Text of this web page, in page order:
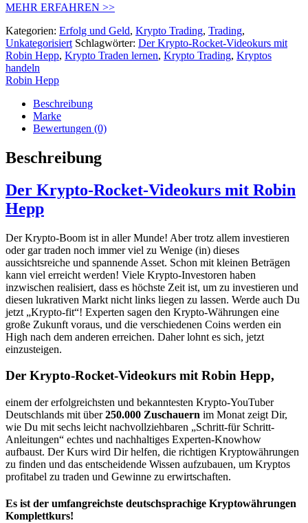
MEHR ERFAHREN >>
Kategorien: Erfolg und Geld, Krypto Trading, Trading,
Unkategorisiert Schlagwörter: Der Krypto-Rocket-Videokurs mit
Robin Hepp, Krypto Traden lernen, Krypto Trading, Kryptos
handeln
Robin Hepp
Beschreibung
Marke
Bewertungen (0)
Beschreibung
Der Krypto-Rocket-Videokurs mit Robin
Hepp
Der Krypto-Boom ist in aller Munde! Aber trotz allem investieren
oder gar traden noch immer viel zu Wenige (in) dieses
aussichtsreiche und spannende Asset. Schon mit kleinen Beträgen
kann viel erreicht werden! Viele Krypto-Investoren haben
inzwischen realisiert, dass es höchste Zeit ist, um zu investieren und
diesen lukrativen Markt nicht links liegen zu lassen. Werde auch Du
jetzt „Krypto-fit“! Experten sagen den Krypto-Währungen eine
große Zukunft voraus, und die verschiedenen Coins werden ein
High nach dem anderen erreichen. Daher lohnt es sich, jetzt
einzusteigen.
Der Krypto-Rocket-Videokurs mitRobin Hepp,
einem der erfolgreichsten und bekanntesten Krypto-YouTuber
Deutschlands mit über250.000 Zuschauern im Monat zeigt Dir,
wie Du mit sechs leicht nachvollziehbaren „Schritt-für Schritt-
Anleitungen“ echtes und nachhaltiges Experten-Knowhow
aufbaust. Der Kurs wird Dir helfen, die richtigen Kryptowährungen
zu finden und das entscheidende Wissen aufzubauen, um Kryptos
profitabel zu traden und Gewinne zu erwirtschaften.
Es ist der umfangreichste deutschsprachige Kryptowährungen
Komplettkurs!